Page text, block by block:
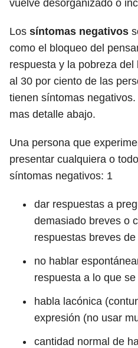
vuelve desorganizado o
Los síntomas negativos
como el bloqueo del
respuesta y la pobreza
al 30 por ciento de las
tienen síntomas
mas detalle abajo.
Una persona que
presentar cualquiera o
síntomas negativos: 1
dar respuestas a
demasiado breves o
respuestas breves
no hablar
respuesta a lo que
habla lacónica
expresión (no usar
cantidad normal de